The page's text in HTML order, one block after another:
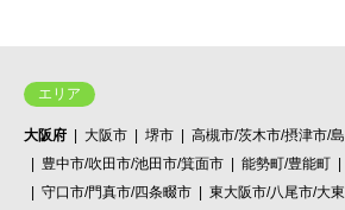
エリア
大阪府 大阪市 堺市
高槻市/茨木市/摂津市/
豊中市/吹田市/池田市/箕面市
能勢町/豊能町
守口市/門真市/四条畷市
東大阪市/八尾市/大